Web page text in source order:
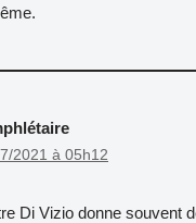
2021 à 05h12
Di Vizio donne souvent